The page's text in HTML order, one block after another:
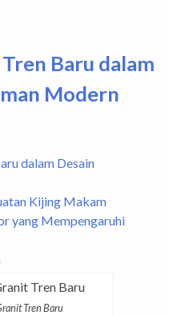
Baru dalam
Modern
dalam Desain
Kijing Makam
yang Mempengaruhi
Tren Baru